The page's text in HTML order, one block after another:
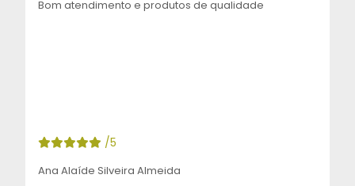
Bom atendimento e produtos de qualidade
/5
Ana Alaíde Silveira Almeida